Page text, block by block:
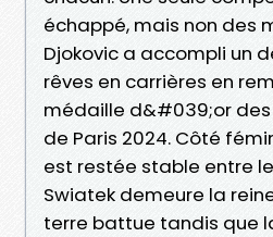
échappé, mais non des
Djokovic a accompli un
rêves en carrières en
médaille d&#039;or des
de Paris 2024. Côté
est restée stable entre
Swiatek demeure la
terre battue tandis que